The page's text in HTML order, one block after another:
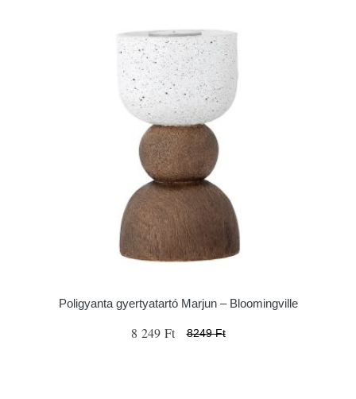
Poligyanta gyertyatartó Marjun – Bloomingville
8 249 Ft 8249 Ft